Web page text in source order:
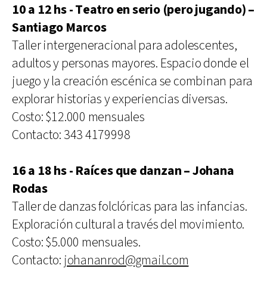
10 a 12 hs - Teatro en serio (pero jugando) –
Santiago Marcos
Taller intergeneracional para adolescentes,
adultos y personas mayores. Espacio donde el
juego y la creación escénica se combinan para
explorar historias y experiencias diversas.
Costo: $12.000 mensuales
Contacto: 343 4179998
16 a 18 hs - Raíces que danzan – Johana
Rodas
Taller de danzas folclóricas para las infancias.
Exploración cultural a través del movimiento.
Costo: $5.000 mensuales.
Contacto: johananrod@gmail.com